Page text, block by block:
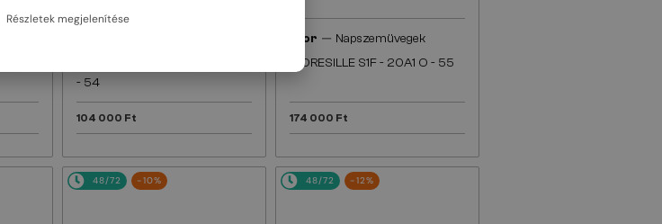
- 54
104 000 Ft
Dior — Napszemüvegek
DIORESILLE S1F - 20A1 O - 55
174 000 Ft
48/72 -10% 48/72 -12%
Részletek megjelenítése